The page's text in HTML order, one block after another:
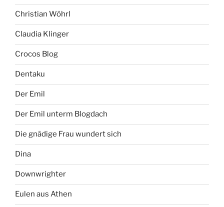
Christian Wöhrl
Claudia Klinger
Crocos Blog
Dentaku
Der Emil
Der Emil unterm Blogdach
Die gnädige Frau wundert sich
Dina
Downwrighter
Eulen aus Athen